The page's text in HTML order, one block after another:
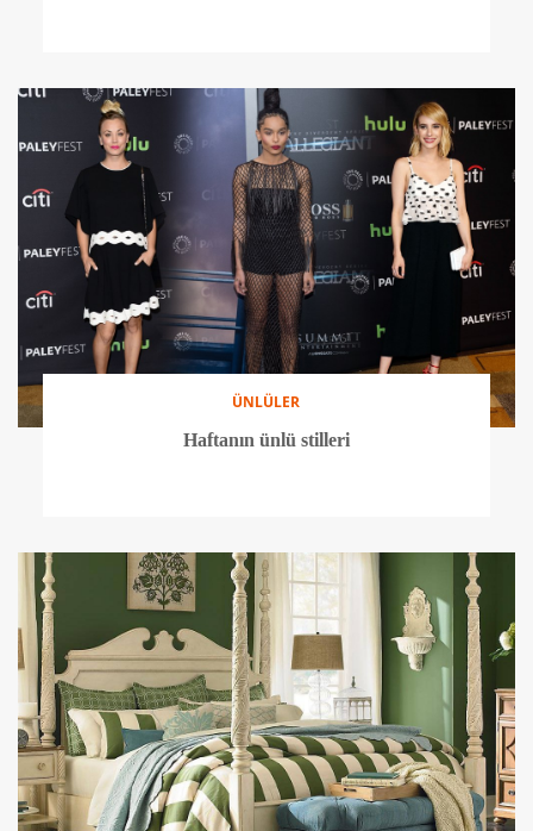
ÜNLÜLER
Haftanın ünlü stilleri